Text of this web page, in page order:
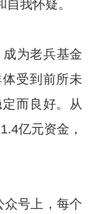
我怀疑。
为老兵基金
受到前所未
而良好。从
亿元资金，
众号上，每个